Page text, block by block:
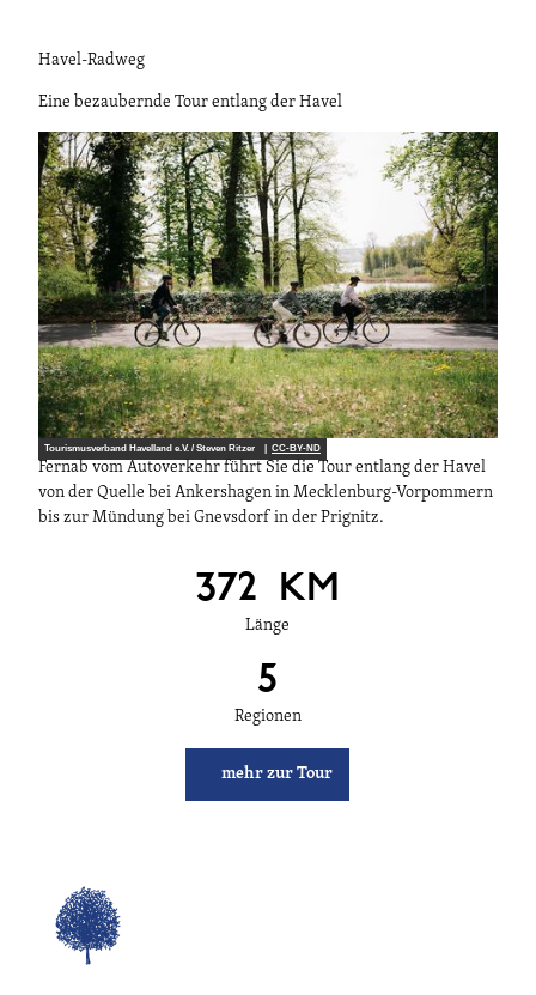
Havel-Radweg
Eine bezaubernde Tour entlang der Havel
Tourismusverband Havelland e.V. / Steven Ritzer | CC-BY-ND
Fernab vom Autoverkehr führt Sie die Tour entlang der Havel
von der Quelle bei Ankershagen in Mecklenburg-Vorpommern
bis zur Mündung bei Gnevsdorf in der Prignitz.
372 KM
Länge
5
Regionen
mehr zur Tour